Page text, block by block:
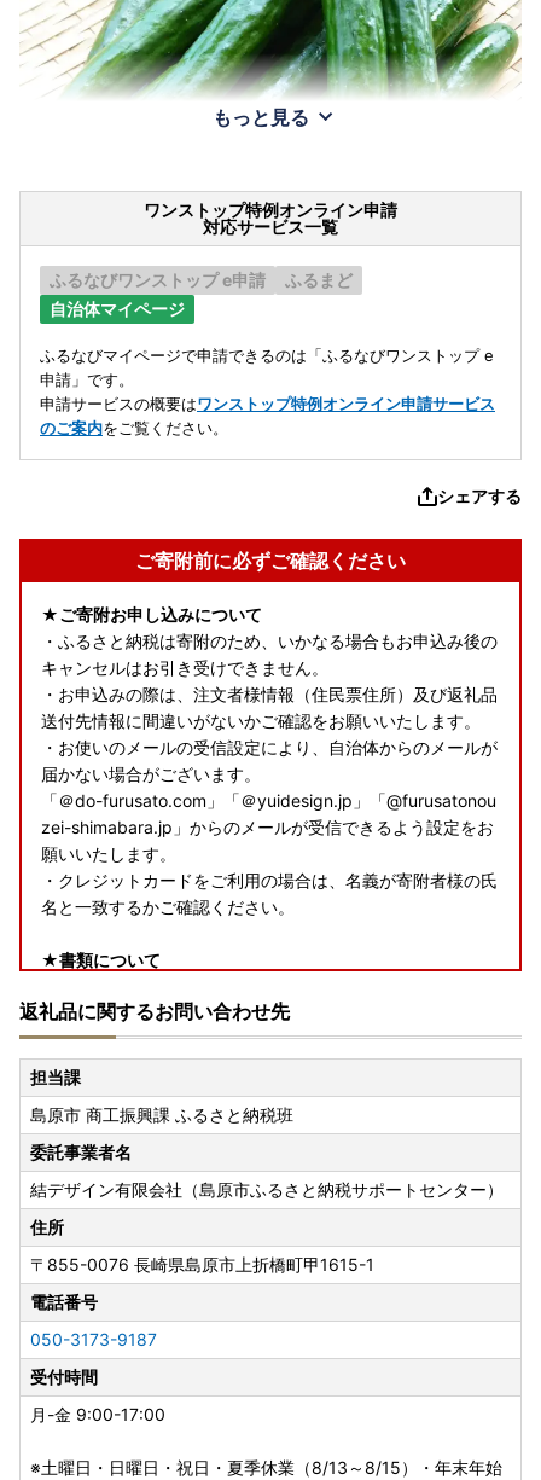
もっと見る
ワンストップ特例オンライン申請
対応サービス一覧
ふるなびワンストップ e申請
ふるまど
自治体マイページ
ふるなびマイページで申請できるのは「ふるなびワンストップ e
申請」です。
申請サービスの概要はワンストップ特例オンライン申請サービス
のご案内をご覧ください。
シェアする
ご寄附前に必ずご確認ください
★ご寄附お申し込みについて
・ふるさと納税は寄附のため、いかなる場合もお申込み後の
キャンセルはお引き受けできません。
・お申込みの際は、注文者様情報（住民票住所）及び返礼品
送付先情報に間違いがないかご確認をお願いいたします。
・お使いのメールの受信設定により、自治体からのメールが
届かない場合がございます。
「＠do-furusato.com」「＠yuidesign.jp」「@furusatonou
zei-shimabara.jp」からのメールが受信できるよう設定をお
願いいたします。
・クレジットカードをご利用の場合は、名義が寄附者様の氏
名と一致するかご確認ください。
★書類について
りいたします。寄附金受領証明書は、返礼品とは別で、入金
確認後２週間程でお送りいたします。
・ワンストップ特例申請書類が必要な場合は、書類一式をお
送りいたしますので、サポートセンターまでご連絡くださ
い。
※SDGs（持続可能な開発目標）の観点から紙資源の削減に
対する取り組みでございますことを、ご理解いただけますと
幸いです。
★返礼品について
・お受け取り日指定はできません。
・長期ご不在でお受取不可の期間がございましたら、必ず備
考欄に「不在:○○」とご記入ください。
・返礼品送付先ご住所の誤り等のお申込内容不備や、受取人
様のご都合により返礼品がお届けできない場合、再送はいた
しません。また寄附金の返金もいたしかねます。
合があります。また転送する場合は転送料金(受取人着払い)
返礼品に関するお問い合わせ先
担当課
島原市 商工振興課 ふるさと納税班
委託事業者名
結デザイン有限会社（島原市ふるさと納税サポートセンター）
住所
〒855-0076 長崎県島原市上折橋町甲1615-1
電話番号
050-3173-9187
受付時間
月-金 9:00-17:00
※土曜日・日曜日・祝日・夏季休業（8/13～8/15）・年末年始